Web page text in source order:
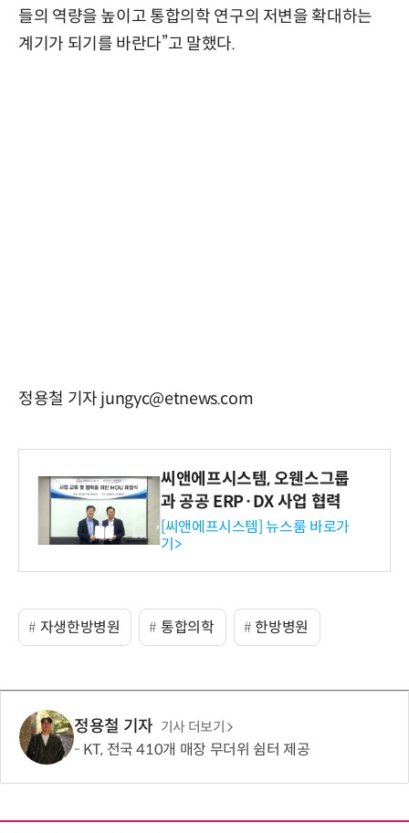
들의 역량을 높이고 통합의학 연구의 저변을 확대하는
계기가 되기를 바란다”고 말했다.
정용철 기자 jungyc@etnews.com
씨앤에프시스템, 오웬스그룹
과 공공 ERP·DX 사업 협력
[씨앤에프시스템] 뉴스룸 바로가
기>
자생한방병원 통합의학 한방병원
정용철 기자 기사 더보기
KT, 전국 410개 매장 무더위 쉼터 제공